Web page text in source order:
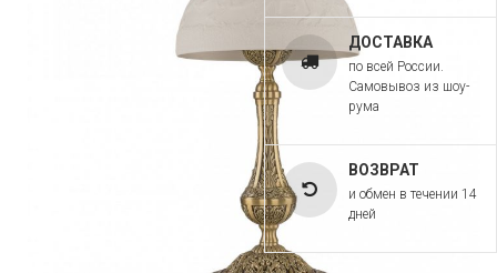
ДОСТАВКА
по всей России.
Самовывоз из шоу-
рума
ВОЗВРАТ
и обмен в течении 14
дней